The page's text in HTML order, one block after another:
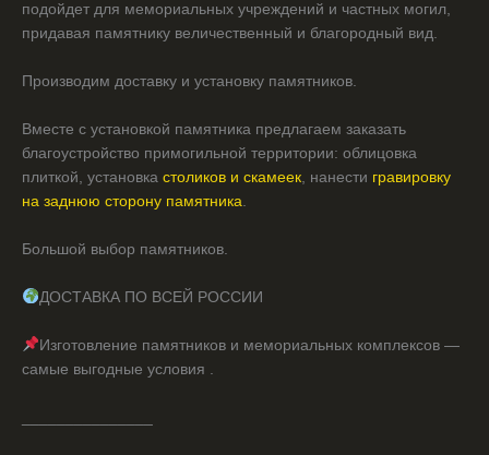
подойдет для мемориальных учреждений и частных могил,
придавая памятнику величественный и благородный вид.
Производим доставку и установку памятников.
Вместе с установкой памятника предлагаем заказать
благоустройство примогильной территории: облицовка
плиткой, установка столиков и скамеек, нанести гравировку
на заднюю сторону памятника.
Большой выбор памятников.
ДОСТАВКА ПО ВСЕЙ РОССИИ
Изготовление памятников и мемориальных комплексов —
самые выгодные условия .